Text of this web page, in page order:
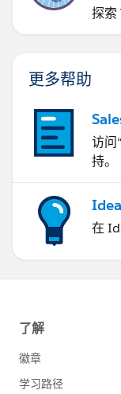
探索
更多帮助
访问
持。
在